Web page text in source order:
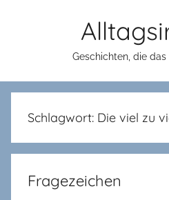
Geschichten, die
Schlagwort: Die viel zu
Fragezeichen